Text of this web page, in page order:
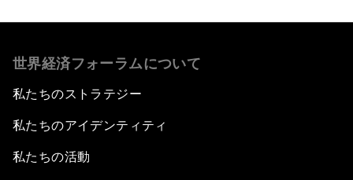
世界経済フォーラムについて
私たちのストラテジー
私たちのアイデンティティ
私たちの活動